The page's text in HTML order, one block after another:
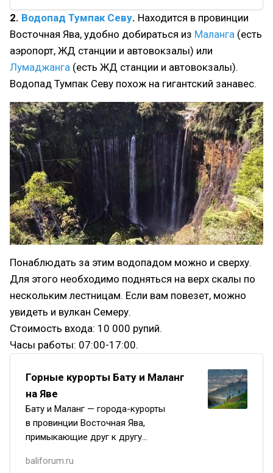
которые являются важными об…
2. Водопад Тумпак Севу. Находится в провинции
Восточная Ява, удобно добираться из Маланга (есть
аэропорт, ЖД станции и автовокзалы) или
Лумаджанга (есть ЖД станции и автовокзалы).
Водопад Тумпак Севу похож на гигантский занавес.
Понаблюдать за этим водопадом можно и сверху.
Для этого необходимо подняться на верх скалы по
нескольким лестницам. Если вам повезет, можно
увидеть и вулкан Семеру.
Стоимость входа: 10 000 рупий.
Часы работы: 07:00-17:00.
Горные курорты Бату и Маланг
на Яве
Бату и Маланг — города-курорты
в провинции Восточная Ява,
примыкающие друг к другу
внимания. Излюбленное место
baliforum.ru